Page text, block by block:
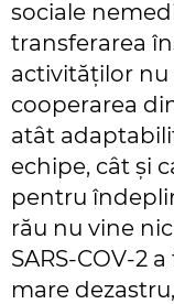
sociale
transferarea
activităților nu
cooperarea
atât
echipe, cât și
pentru
rău nu vine
SARS-COV-2
mare